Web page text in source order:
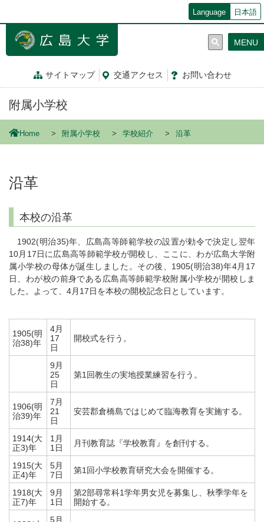
ン
Language 日本語
サイトマップ 交通アクセス お問い合わせ
MENU
附属小学校
Home 附属小学校 学校紹介 沿革
沿革
本校の沿革
1902(明治35)年、広島高等師範学校の設置が勅令で決定し翌年
10月17日に広島高等師範学校が開校し、ここに、わが広島大学附
属小学校の母体が誕生しました。その後、1905(明治38)年4月17
日、わが校の前身である広島高等師範学校附属小学校が開校しま
した。よって、4月17日を本校の開校記念日としています。
1905(明
治38)年
4月
17
日
開校式を行う。
9月
25
日
第1回教生の実地授業練習を行う。
1906(明
治39)年
7月
21
日
安芸郡倉橋島ではじめて臨海教育を実施する。
1914(大
正3)年
1月
1日
月刊教育誌『学校教育』を創刊する。
1915(大
正4)年
5月
7日
第1回小学校教育研究大会を開催する。
1918(大
正7)年
9月
1日
第2部尋常科1学年男女児を募集し、秋季学年を
開始する。
5月